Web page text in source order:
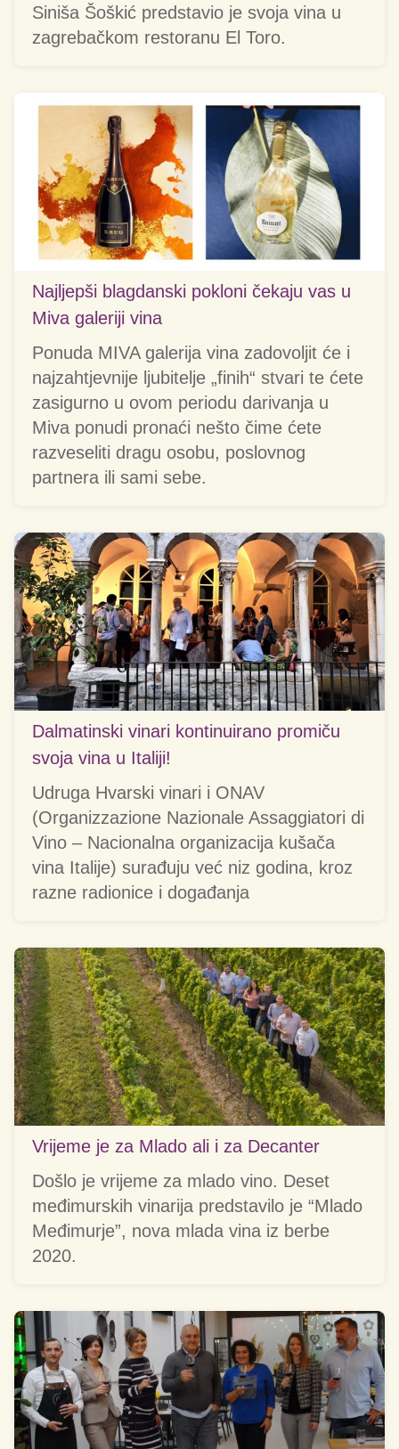
Siniša Šoškić predstavio je svoja vina u
zagrebačkom restoranu El Toro.
Najljepši blagdanski pokloni čekaju vas u
Miva galeriji vina
Ponuda MIVA galerija vina zadovoljit će i
najzahtjevnije ljubitelje „finih“ stvari te ćete
zasigurno u ovom periodu darivanja u
Miva ponudi pronaći nešto čime ćete
razveseliti dragu osobu, poslovnog
partnera ili sami sebe.
Dalmatinski vinari kontinuirano promiču
svoja vina u Italiji!
Udruga Hvarski vinari i ONAV
(Organizzazione Nazionale Assaggiatori di
Vino – Nacionalna organizacija kušača
vina Italije) surađuju već niz godina, kroz
razne radionice i događanja
Vrijeme je za Mlado ali i za Decanter
Došlo je vrijeme za mlado vino. Deset
međimurskih vinarija predstavilo je “Mlado
Međimurje”, nova mlada vina iz berbe
2020.